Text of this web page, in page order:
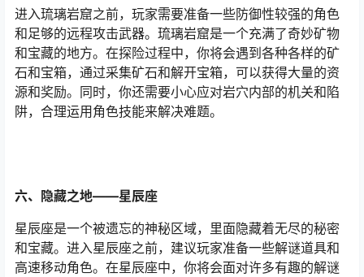
进入琉璃岩窟之前，玩家需要准备一些防御性较强的角色
和足够的远程攻击武器。琉璃岩窟是一个充满了奇妙矿物
和宝藏的地方。在探险过程中，你将会遇到各种各样的矿
石和宝箱，通过采集矿石和解开宝箱，可以获得大量的资
源和奖励。同时，你还需要小心应对岩穴内部的机关和陷
阱，合理运用角色技能来解决难题。
六、隐藏之地——星辰座
星辰座是一个被遗忘的神秘区域，里面隐藏着无尽的秘密
和宝藏。进入星辰座之前，建议玩家准备一些解谜道具和
高速移动角色。在星辰座中，你将会面对许多有趣的解谜